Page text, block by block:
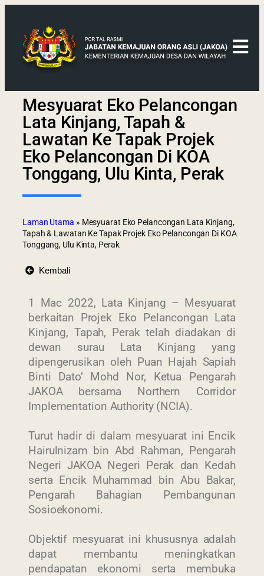
Mesyuarat Eko Pelancongan
Lata Kinjang, Tapah &
Lawatan Ke Tapak Projek
Eko Pelancongan Di KOA
Tonggang, Ulu Kinta, Perak
Laman Utama » Mesyuarat Eko Pelancongan Lata Kinjang,
Tapah & Lawatan Ke Tapak Projek Eko Pelancongan Di KOA
Tonggang, Ulu Kinta, Perak
Kembali
1 Mac 2022, Lata Kinjang – Mesyuarat
berkaitan Projek Eko Pelancongan Lata
Kinjang, Tapah, Perak telah diadakan di
dewan surau Lata Kinjang yang
dipengerusikan oleh Puan Hajah Sapiah
Binti Dato’ Mohd Nor, Ketua Pengarah
JAKOA bersama Northern Corridor
Implementation Authority (NCIA).
Turut hadir di dalam mesyuarat ini Encik
Hairulnizam bin Abd Rahman, Pengarah
Negeri JAKOA Negeri Perak dan Kedah
serta Encik Muhammad bin Abu Bakar,
Pengarah Bahagian Pembangunan
Sosioekonomi.
Objektif mesyuarat ini khususnya adalah
dapat membantu meningkatkan
pendapatan ekonomi serta membuka